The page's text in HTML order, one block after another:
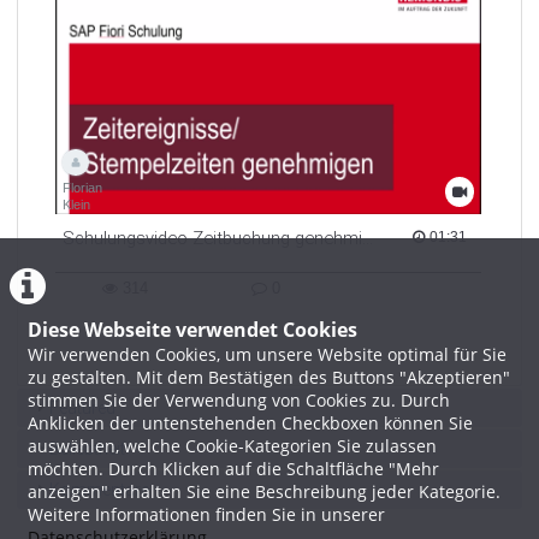
Diese Webseite verwendet Cookies
Wir verwenden Cookies, um unsere Website optimal für Sie
zu gestalten. Mit dem Bestätigen des Buttons "Akzeptieren"
stimmen Sie der Verwendung von Cookies zu. Durch
Anklicken der untenstehenden Checkboxen können Sie
auswählen, welche Cookie-Kategorien Sie zulassen
möchten. Durch Klicken auf die Schaltfläche "Mehr
anzeigen" erhalten Sie eine Beschreibung jeder Kategorie.
Weitere Informationen finden Sie in unserer
Florian
Klein
Schulungsvideo Zeitbuchung genehmigen 01:31
01:31 duration
314
views
0
Kommentare
Featured
Beliebtheit
Kommentare